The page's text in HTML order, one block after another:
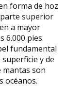
forma de hoz
superior
a mayor
6.000 pies
fundamental
y de
mantas son
océanos.